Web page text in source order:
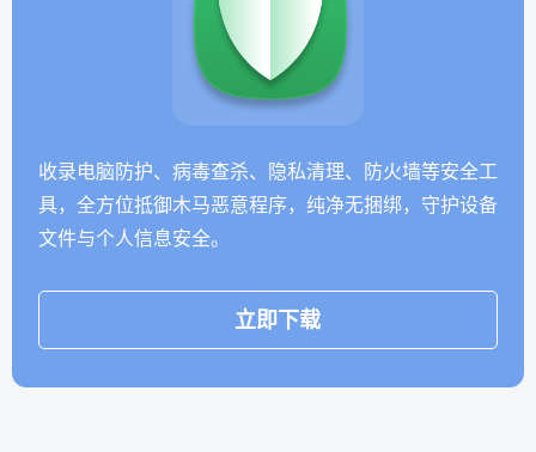
收录电脑防护、病毒查杀、隐私清理、防火墙等安全工
具，全方位抵御木马恶意程序，纯净无捆绑，守护设备
文件与个人信息安全。
立即下载